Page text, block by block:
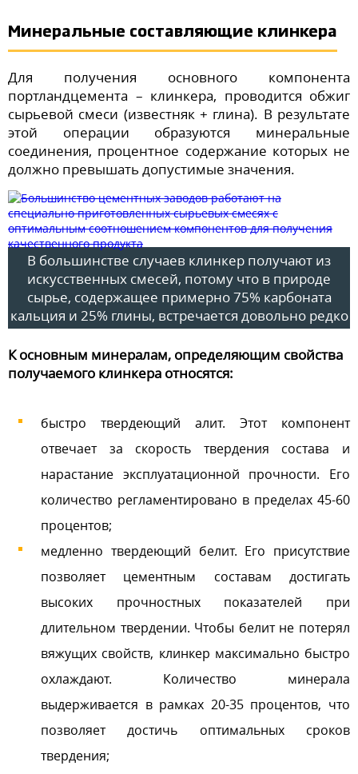
Минеральные составляющие клинкера
Для получения основного компонента
портландцемента – клинкера, проводится обжиг
сырьевой смеси (известняк + глина). В результате
этой операции образуются минеральные
соединения, процентное содержание которых не
должно превышать допустимые значения.
В большинстве случаев клинкер получают из
искусственных смесей, потому что в природе
сырье, содержащее примерно 75% карбоната
кальция и 25% глины, встречается довольно редко
К основным минералам, определяющим свойства
получаемого клинкера относятся:
быстро твердеющий алит. Этот компонент
отвечает за скорость твердения состава и
нарастание эксплуатационной прочности. Его
количество регламентировано в пределах 45-60
процентов;
медленно твердеющий белит. Его присутствие
позволяет цементным составам достигать
высоких прочностных показателей при
длительном твердении. Чтобы белит не потерял
вяжущих свойств, клинкер максимально быстро
охлаждают. Количество минерала
выдерживается в рамках 20-35 процентов, что
позволяет достичь оптимальных сроков
твердения;